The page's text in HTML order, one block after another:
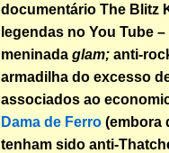
documentário The Blitz
legendas no You Tube
meninada glam; anti-
armadilha do excesso
associados ao
Dama de Ferro (embora
tenham sido anti-